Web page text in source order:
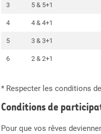
3 5 & 5+1
4 4 & 4+1
5 3 & 3+1
6 2 & 2+1
* Respecter les conditions
Conditions de
Pour que vos rêves